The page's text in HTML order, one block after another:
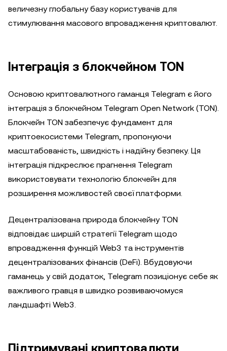
величезну глобальну базу користувачів для
стимулювання масового впровадження криптовалют.
Інтеграція з блокчейном TON
Основою криптовалютного гаманця Telegram є його
інтеграція з блокчейном Telegram Open Network (TON).
Блокчейн TON забезпечує фундамент для
криптоекосистеми Telegram, пропонуючи
масштабованість, швидкість і надійну безпеку. Ця
інтеграція підкреслює прагнення Telegram
використовувати технологію блокчейн для
розширення можливостей своєї платформи.
Децентралізована природа блокчейну TON
відповідає ширшій стратегії Telegram щодо
впровадження функцій Web3 та інструментів
децентралізованих фінансів (DeFi). Вбудовуючи
гаманець у свій додаток, Telegram позиціонує себе як
важливого гравця в швидко розвиваючомуся
ландшафті Web3.